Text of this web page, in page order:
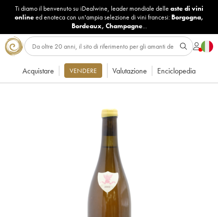
Ti diamo il benvenuto su iDealwine, leader mondiale delle aste di vini
onlineed enoteca con un'ampia selezione di vini francesi: Borgogna,
Bordeaux, Champagne...
Acquistare VENDERE Valutazione Enciclopedia